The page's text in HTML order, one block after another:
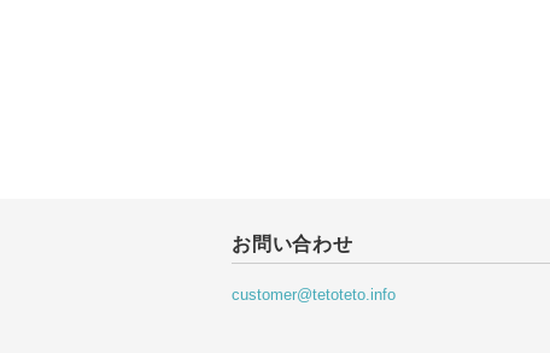
お問い合わせ
customer@tetoteto.info